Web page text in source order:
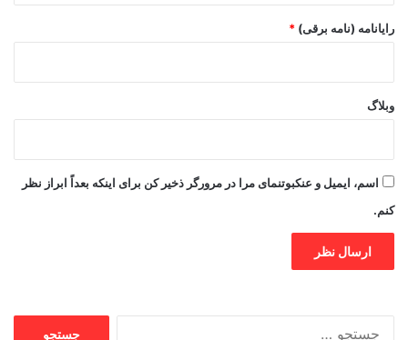
رایانامه (نامه برقی) *
وبلاگ
اسم، ایمیل و عنکبوتنمای مرا در مرورگر ذخیر کن برای اینکه بعداً ابراز نظر
کنم.